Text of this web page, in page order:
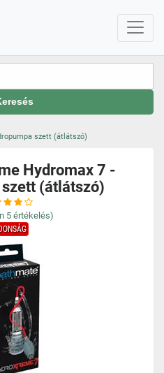
szett (átlátszó)
Hydromax 7 -
(átlátszó)
5 értékelés)